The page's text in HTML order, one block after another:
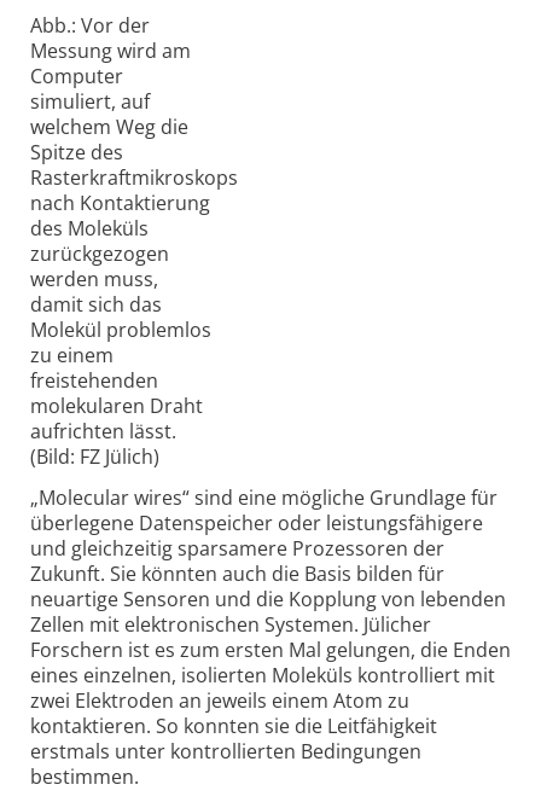
Abb.: Vor der
Messung wird am
Computer
simuliert, auf
welchem Weg die
Spitze des
Rasterkraftmikroskops
nach Kontaktierung
des Moleküls
zurückgezogen
werden muss,
damit sich das
Molekül problemlos
zu einem
freistehenden
molekularen Draht
aufrichten lässt.
(Bild: FZ Jülich)
„Molecular wires“ sind eine mögliche Grundlage für
überlegene Datenspeicher oder leistungsfähigere
und gleichzeitig sparsamere Prozessoren der
Zukunft. Sie könnten auch die Basis bilden für
neuartige Sensoren und die Kopplung von lebenden
Zellen mit elektronischen Systemen. Jülicher
Forschern ist es zum ersten Mal gelungen, die Enden
eines einzelnen, isolierten Moleküls kontrolliert mit
zwei Elektroden an jeweils einem Atom zu
kontaktieren. So konnten sie die Leitfähigkeit
erstmals unter kontrollierten Bedingungen
bestimmen.